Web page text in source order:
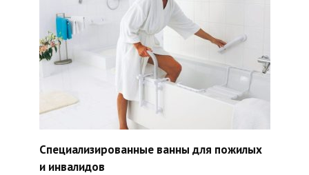
Специализированные ванны для пожилых
и инвалидов